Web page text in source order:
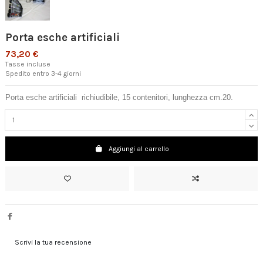
Porta esche artificiali
73,20 €
Tasse incluse
Spedito entro 3-4 giorni
Porta esche artificiali richiudibile, 15 contenitori, lunghezza cm.20.
Aggiungi al carrello
Scrivi la tua recensione